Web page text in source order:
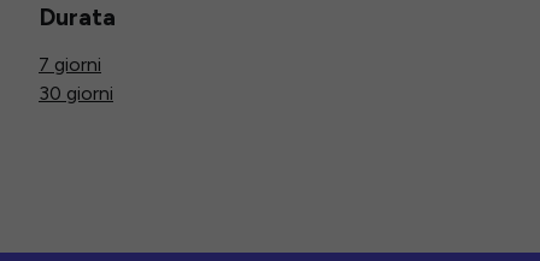
Durata
7 giorni
30 giorni